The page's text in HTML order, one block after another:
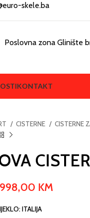
skele.ba
Poslovna zona Glinište
KONTAKT
CISTERNE CISTERNE
KM
ITALIJA